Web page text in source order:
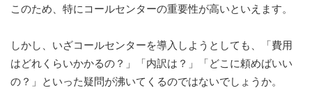
このため、特にコールセンターの重要性が高いといえます。
しかし、いざコールセンターを導入しようとしても、「費用
はどれくらいかかるの？」「内訳は？」「どこに頼めばいい
の？」といった疑問が沸いてくるのではないでしょうか。